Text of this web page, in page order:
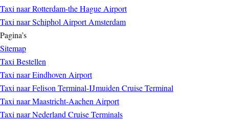
Taxi naar Rotterdam-the Hague Airport
Taxi naar Schiphol Airport Amsterdam
Pagina’s
Sitemap
Taxi Bestellen
Taxi naar Eindhoven Airport
Taxi naar Felison Terminal-IJmuiden Cruise Terminal
Taxi naar Maastricht-Aachen Airport
Taxi naar Nederland Cruise Terminals